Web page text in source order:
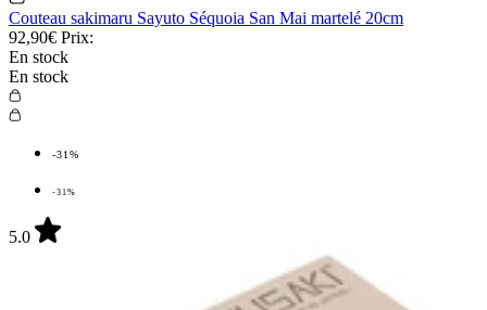
Couteau sakimaru Sayuto Séquoia San Mai martelé 20cm
92,90€ Prix:
En stock
En stock
-31%
-31%
5.0